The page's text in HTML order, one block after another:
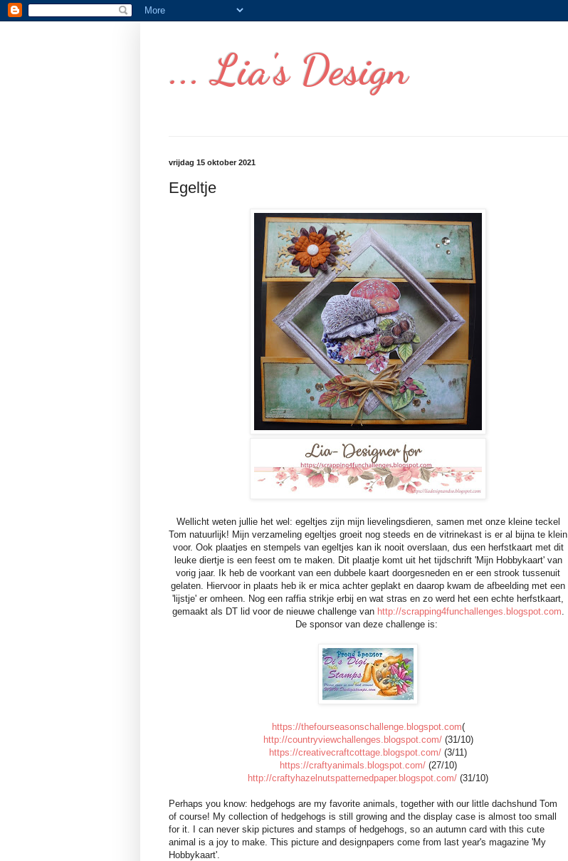
... Lia's Design
vrijdag 15 oktober 2021
Egeltje
Wellicht weten jullie het wel: egeltjes zijn mijn lievelingsdieren, samen met onze kleine teckel
Tom natuurlijk! Mijn verzameling egeltjes groeit nog steeds en de vitrinekast is er al bijna te klein
voor. Ook plaatjes en stempels van egeltjes kan ik nooit overslaan, dus een herfstkaart met dit
leuke diertje is een feest om te maken. Dit plaatje komt uit het tijdschrift 'Mijn Hobbykaart' van
vorig jaar. Ik heb de voorkant van een dubbele kaart doorgesneden en er een strook tussenuit
gelaten. Hiervoor in plaats heb ik er mica achter geplakt en daarop kwam de afbeelding met een
'lijstje' er omheen. Nog een raffia strikje erbij en wat stras en zo werd het een echte herfstkaart,
gemaakt als DT lid voor de nieuwe challenge van http://scrapping4funchallenges.blogspot.com
De sponsor van deze challenge is:
https://thefourseasonschallenge.blogspot.com(
http://countryviewchallenges.blogspot.com/(31/10)
https://creativecraftcottage.blogspot.com/ (3/11)
https://craftyanimals.blogspot.com/(27/10)
http://craftyhazelnutspatternedpaper.blogspot.com/ (31/10)
Perhaps you know: hedgehogs are my favorite animals, together with our little dachshund Tom
of course! My collection of hedgehogs is still growing and the display case is almost too small
for it. I can never skip pictures and stamps of hedgehogs, so an autumn card with this cute
animal is a joy to make. This picture and designpapers come from last year's magazine 'My
Hobbykaart'.